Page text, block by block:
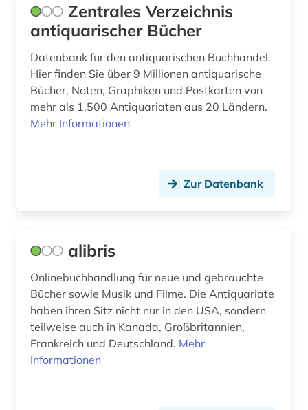
Zentrales Verzeichnis
antiquarischer Bücher
Datenbank für den antiquarischen Buchhandel.
Hier finden Sie über 9 Millionen antiquarische
Bücher, Noten, Graphiken und Postkarten von
mehr als 1.500 Antiquariaten aus 20 Ländern.
Mehr Informationen
Zur Datenbank
alibris
Onlinebuchhandlung für neue und gebrauchte
Bücher sowie Musik und Filme. Die Antiquariate
haben ihren Sitz nicht nur in den USA, sondern
teilweise auch in Kanada, Großbritannien,
Frankreich und Deutschland. Mehr
Informationen